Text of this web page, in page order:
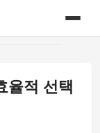
율적 선택